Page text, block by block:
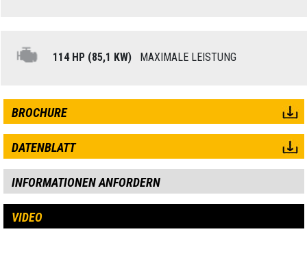
114 HP (85,1 KW) MAXIMALE LEISTUNG
BROCHURE
DATENBLATT
INFORMATIONEN ANFORDERN
VIDEO